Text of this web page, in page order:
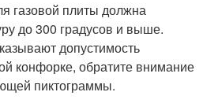
газовой плиты должна
до 300 градусов и выше.
допустимость
конфорке, обратите внимание
пиктограммы.